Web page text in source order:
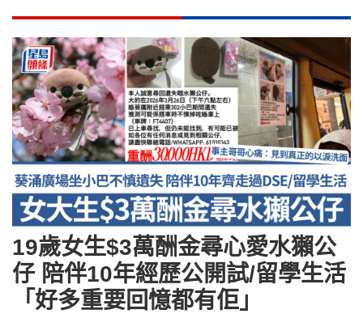
19歲女生$3萬酬金尋心愛水獺公
仔 陪伴10年經歷公開試/留學生活
「好多重要回憶都有佢」